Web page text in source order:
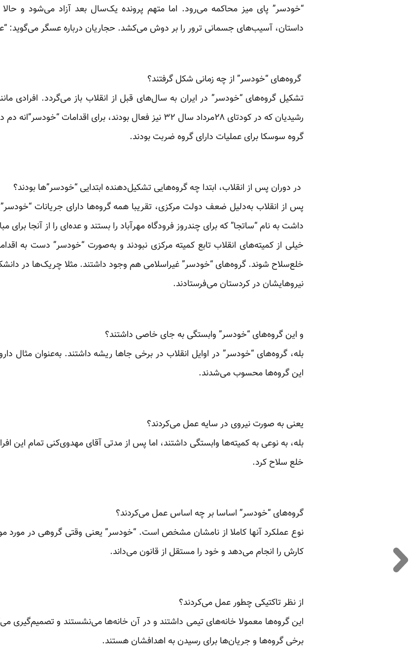
داستان، آسیب‌های جسمانی ترور را بر دوش می‌کشد. حجاریان درباره عسگر می‌گوید:
گروه‌های “خودسر” از چه زمانی شکل گرفتند؟
تشکیل گروه‌های “خودسر” در ایران به سال‌های قبل از انقلاب باز می‌گردد. افرادی
رشیدیان که در کودتای ۲۸مرداد سال ۳۲ نیز فعال بودند، برای
گروه سوسکا برای عملیات دارای گروه ضربت بودند.
در دوران پس از انقلاب، ابتدا چه گروه‌هایی تشکیل‌دهنده ابتدایی “خودسر”ها بودند؟
پس از انقلاب به‌دلیل ضعف دولت مرکزی، تقریبا همه گروه‌ها دارای جریانات
داشت به نام “ساتجا” که برای چندروز فرودگاه مهرآباد را بستند و عده‌ای را از آنجا برای
خیلی از کمیته‌های انقلاب تابع کمیته مرکزی نبودند و به‌صورت “خودسر” دست به
خلع‌سلاح شوند. گروه‌های “خودسر” غیراسلامی هم وجود داشتند. مثلا چریک‌ها در
نیروهایشان در کردستان می‌فرستادند.
و این گروه‌های “خودسر” وابستگی به جای خاصی داشتند؟
بله، گروه‌های “خودسر” در اوایل انقلاب در برخی جاها ریشه داشتند. به‌عنوان مثال
این گروه‌ها محسوب می‌شدند.
یعنی به صورت نیروی در سایه عمل می‌کردند؟
بله، به نوعی به کمیته‌ها وابستگی داشتند، اما پس از مدتی آقای مهدوی‌کنی تمام این
خلع سلاح کرد.
گروه‌های “خودسر” اساسا بر چه اساس عمل می‌کردند؟
نوع عملکرد آنها کاملا از نامشان مشخص است. “خودسر” یعنی وقتی گروهی در مورد
کارش را انجام می‌دهد و خود را مستقل از قانون می‌داند.
از نظر تاکتیکی چطور عمل می‌کردند؟
این گروه‌ها معمولا خانه‌های تیمی داشتند و در آن خانه‌ها می‌نشستند و تصمیم‌گیری
برخی گروه‌ها و جریان‌ها برای رسیدن به اهدافشان هستند.